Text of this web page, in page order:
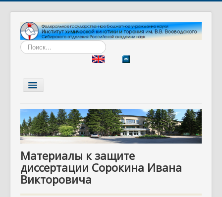
Искать...
Включить/
выключить
Главная
Институт
Наука
Образование
Диссертационный совет
Разработки
Материалы к защите
диссертации Сорокина Ивана
Викторовича